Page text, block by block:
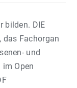
bilden. DIE
Fachorgan
und
Open